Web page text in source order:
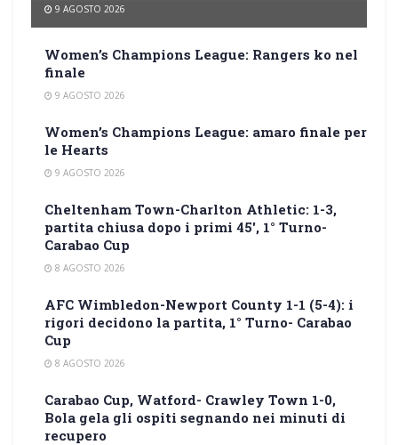
9 AGOSTO 2026
Women’s Champions League: Rangers ko nel
finale
9 AGOSTO 2026
Women’s Champions League: amaro finale per
le Hearts
9 AGOSTO 2026
Cheltenham Town-Charlton Athletic: 1-3,
partita chiusa dopo i primi 45′, 1° Turno-
Carabao Cup
8 AGOSTO 2026
AFC Wimbledon-Newport County 1-1 (5-4): i
rigori decidono la partita, 1° Turno- Carabao
Cup
8 AGOSTO 2026
Carabao Cup, Watford- Crawley Town 1-0,
Bola gela gli ospiti segnando nei minuti di
recupero